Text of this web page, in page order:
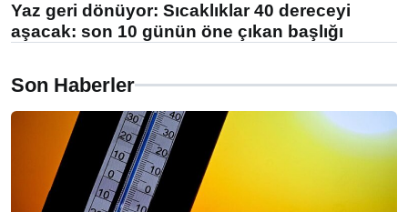
Yaz geri dönüyor: Sıcaklıklar 40 dereceyi
aşacak: son 10 günün öne çıkan başlığı
Son Haberler